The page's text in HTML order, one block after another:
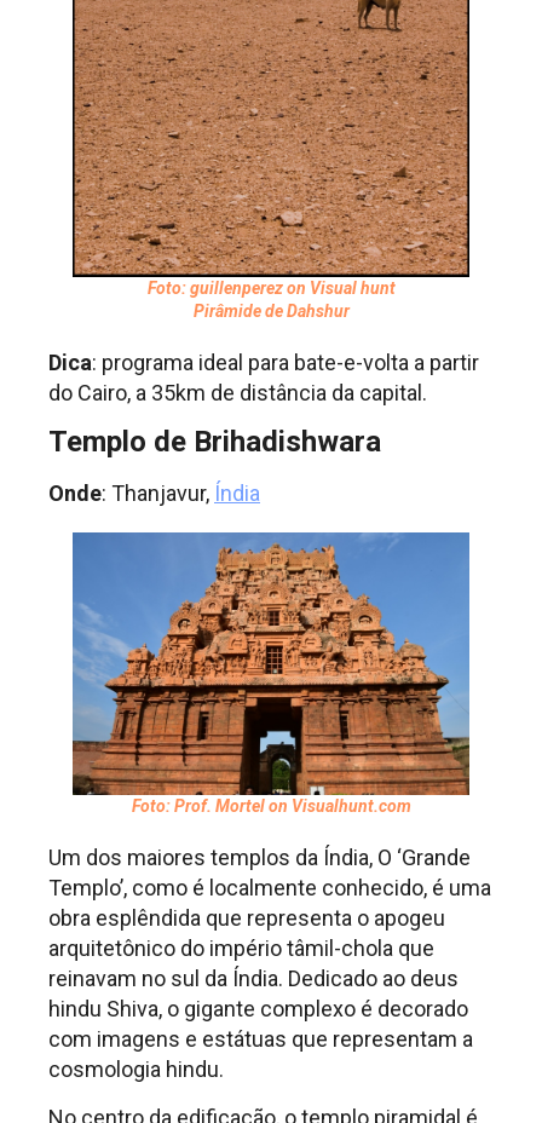
Foto: guillenperez on Visual hunt
Pirâmide de Dahshur
Dica: programa ideal para bate-e-volta a partir
do Cairo, a 35km de distância da capital.
Templo de Brihadishwara
Onde: Thanjavur, Índia
Foto: Prof. Mortel on Visualhunt.com
Um dos maiores templos da Índia, O ‘Grande
Templo’, como é localmente conhecido, é uma
obra esplêndida que representa o apogeu
arquitetônico do império tâmil-chola que
reinavam no sul da Índia. Dedicado ao deus
hindu Shiva, o gigante complexo é decorado
com imagens e estátuas que representam a
cosmologia hindu.
No centro da edificação, o templo piramidal é